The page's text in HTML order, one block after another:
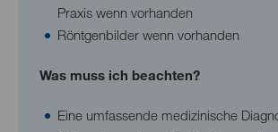
Praxis wenn vorhanden
Röntgenbilder wenn vorhanden
Was muss ich beachten?
Eine umfassende medizinische